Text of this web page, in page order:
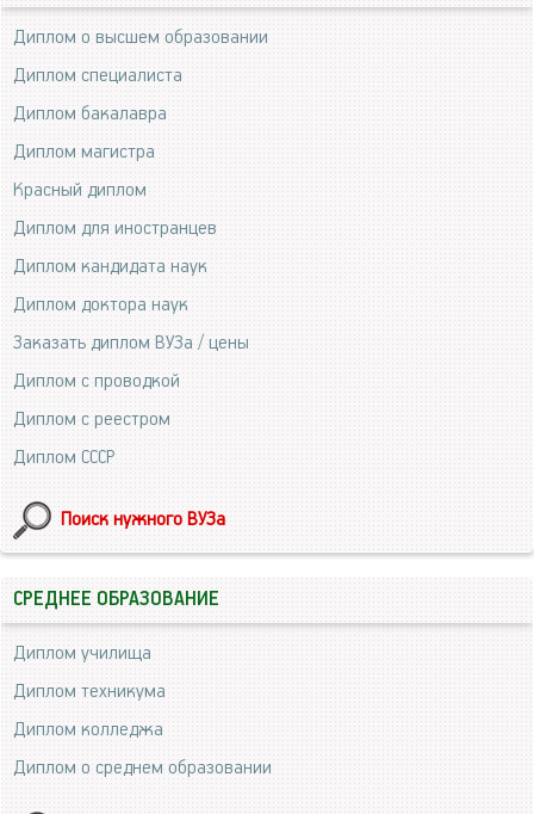
Диплом о высшем образовании
Диплом специалиста
Диплом бакалавра
Диплом магистра
Красный диплом
Диплом для иностранцев
Диплом кандидата наук
Диплом доктора наук
Заказать диплом ВУЗа / цены
Диплом с проводкой
Диплом с реестром
Диплом СССР
Поиск нужного ВУЗа
СРЕДНЕЕ ОБРАЗОВАНИЕ
Диплом училища
Диплом техникума
Диплом колледжа
Диплом о среднем образовании